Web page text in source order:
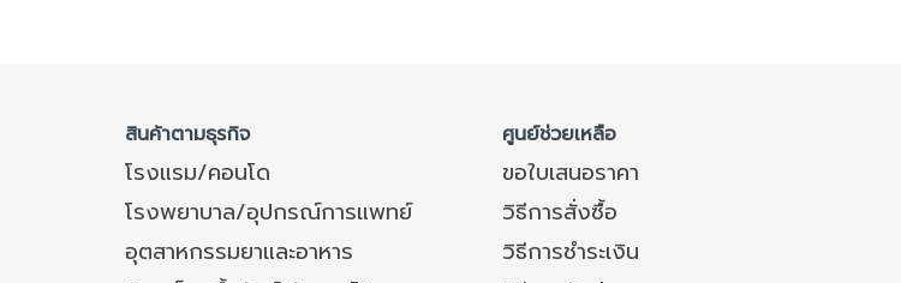
สินค้าตามธุรกิจ ศูนย์ช่วยเหลือ
โรงแรม/คอนโด
ขอใบเสนอราคา
โรงพยาบาล/อุปกรณ์การแพทย์
วิธีการสั่งซื้อ
อุตสาหกรรมยาและอาหาร
วิธีการชำระเงิน